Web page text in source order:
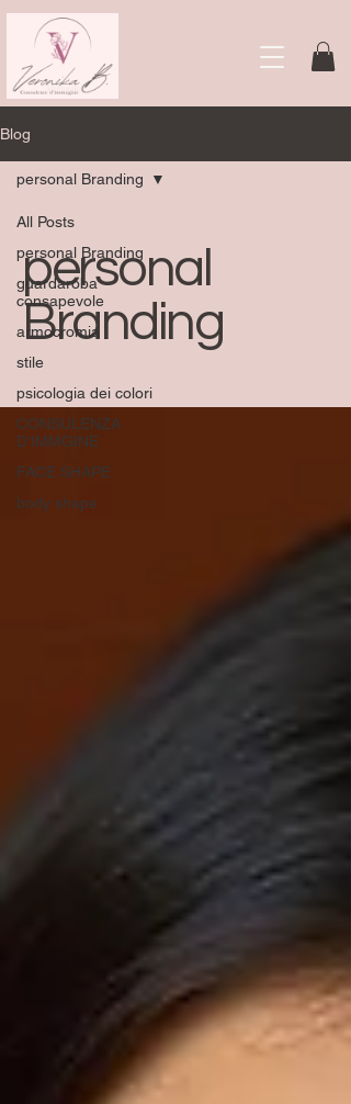
Blog
All Posts
personal Branding
guardaroba
consapevole
armocromia
stile
psicologia dei colori
CONSULENZA
D'IMMGINE
FACE SHAPE
body shape
personal Branding
personal
Branding